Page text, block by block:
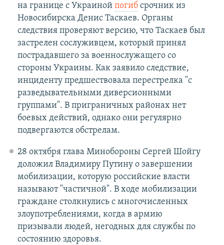
на границе с Украиной погибсрочник из
Новосибирска Денис Таскаев. Органы
следствия проверяют версию, что Таскаев был
застрелен сослуживцем, который принял
пострадавшего за военнослужащего со
стороны Украины. Как заявило следствие,
инциденту предшествовала перестрелка "с
разведывательными диверсионными
группами". В приграничных районах нет
боевых действий, однако они регулярно
подвергаются обстрелам.
28 октября глава Минобороны Сергей Шойгу
доложил Владимиру Путину о завершении
мобилизации, которую российские власти
называют "частичной". В ходе мобилизации
граждане столкнулись с многочисленных
злоупотреблениями, когда в армию
призывали людей, негодных для службы по
состоянию здоровья.